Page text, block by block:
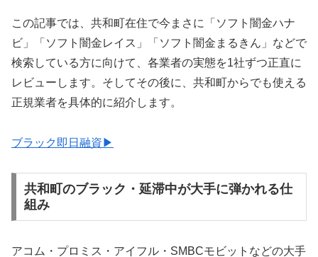
この記事では、共和町在住で今まさに「ソフト闇金ハナ
ビ」「ソフト闇金レイス」「ソフト闇金まるきん」などで
検索している方に向けて、各業者の実態を1社ずつ正直に
レビューします。そしてその後に、共和町からでも使える
正規業者を具体的に紹介します。
ブラック即日融資▶
共和町のブラック・延滞中が大手に弾かれる仕
組み
アコム・プロミス・アイフル・SMBCモビットなどの大手